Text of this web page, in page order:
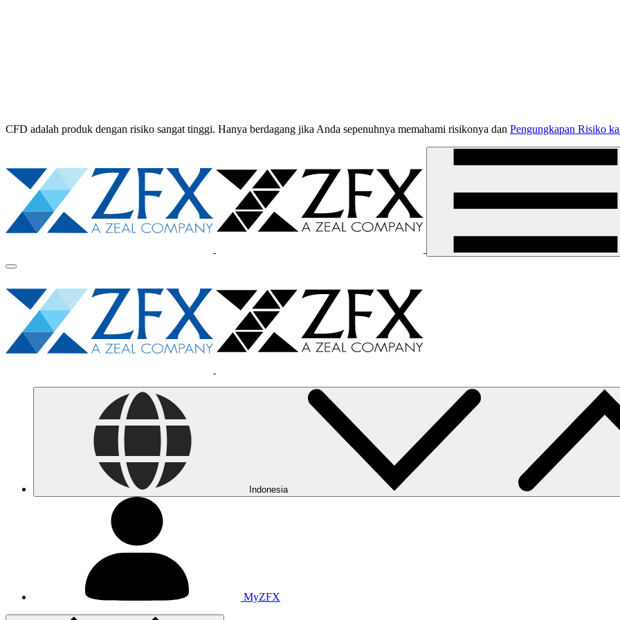
CFD adalah produk dengan risiko sangat tinggi. Hanya berdagang jika Anda sepenuhnya memahami risikonya dan Pengungkapan Risiko
Indonesia
MyZFX